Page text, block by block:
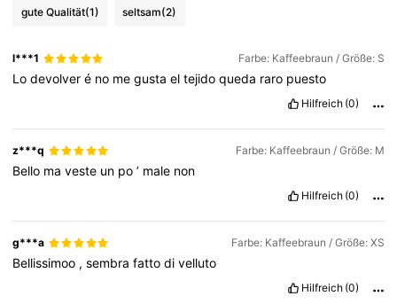
4.3M Follower
4,83 4.3M Follower
gute Qualität(1) seltsam(2)
l***1 Farbe: Kaffeebraun / Größe: S
Lodevolveré no megustaeltejidoqueda raro puesto
Hilfreich (0)
z***q Farbe: Kaffeebraun / Größe: M
Bello maveste un po’ male non
Hilfreich (0)
g***a Farbe: Kaffeebraun / Größe: XS
Bellissimoo ,sembrafattodivelluto
Hilfreich (0)